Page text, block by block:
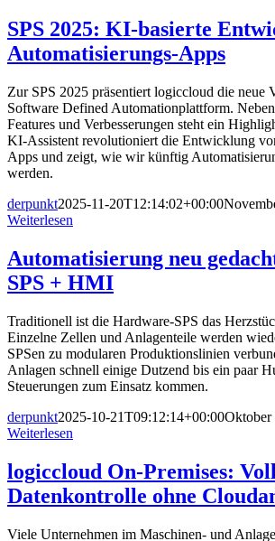
SPS 2025: KI-basierte
Automatisierungs-Apps
Zur SPS 2025 präsentiert logiccloud die neue
Software Defined Automationplattform.
Features und Verbesserungen steht ein
KI-Assistent revolutioniert die Entwicklung
Apps und zeigt, wie wir künftig
werden.
derpunkt2025-11-20T12:14:02+00:00
Weiterlesen
Automatisierung neu
SPS + HMI
Traditionell ist die Hardware-SPS das
Einzelne Zellen und Anlagenteile werden
SPSen zu modularen Produktionslinien
Anlagen schnell einige Dutzend bis ein paar
Steuerungen zum Einsatz kommen.
derpunkt2025-10-21T09:12:14+00:00Oktober
Weiterlesen
logiccloud On-Premises:
Datenkontrolle ohne
Viele Unternehmen im Maschinen- und